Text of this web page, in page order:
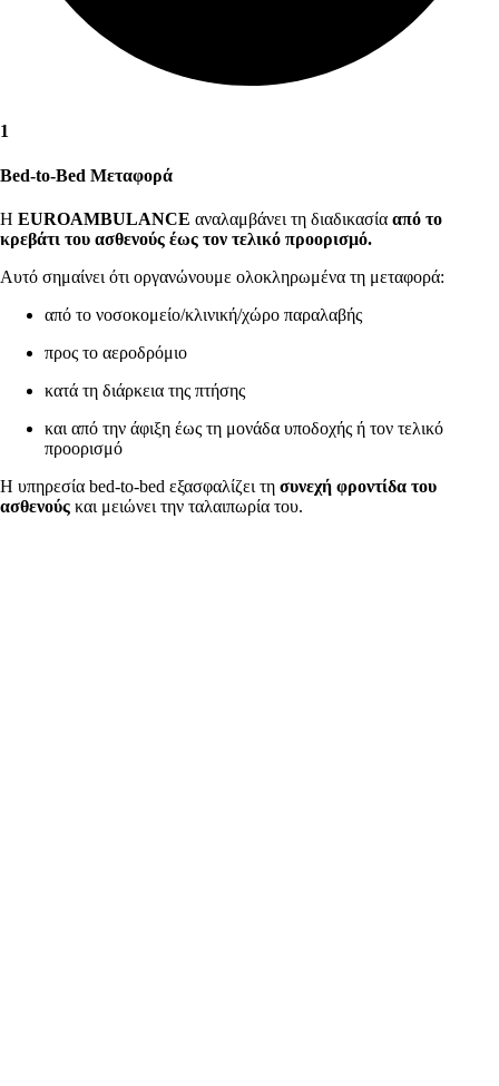
1
Bed-to-Bed Μεταφορά
Η EUROAMBULANCE αναλαμβάνει τη διαδικασία από το
κρεβάτι του ασθενούς έως τον τελικό προορισμό.
Αυτό σημαίνει ότι οργανώνουμε ολοκληρωμένα τη μεταφορά:
από το νοσοκομείο/κλινική/χώρο παραλαβής
προς το αεροδρόμιο
κατά τη διάρκεια της πτήσης
και από την άφιξη έως τη μονάδα υποδοχής ή τον τελικό
προορισμό
Η υπηρεσία bed-to-bed εξασφαλίζει τη συνεχή φροντίδα του
ασθενούς και μειώνει την ταλαιπωρία του.